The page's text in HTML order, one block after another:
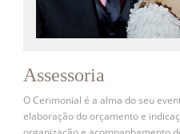
Assessoria
O Cerimonial é a alma do seu
elaboração do orçamento e